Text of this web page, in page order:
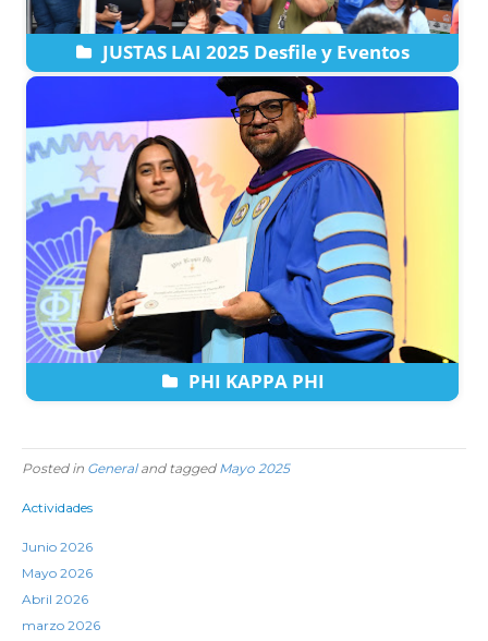
JUSTAS LAI 2025 Desfile y Eventos
PHI KAPPA PHI
Posted in Generaland tagged Mayo 2025
Actividades
Junio 2026
Mayo 2026
Abril 2026
marzo 2026